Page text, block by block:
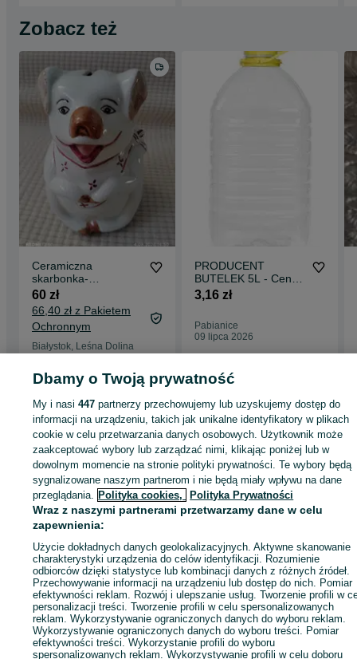
Zobacz też
Ceramiczna
skarbonka-
uśmiechnięta świnka
60 zł
66,40 zł z Pakietem
Ochronnym
Białystok, Leśna Dolina
PRODUCENT
BUTELEK 5L - Ceny
hurtowe, butelka PET
z atestem
3,16 zł
Pabianice
09 lipca 2026
Strona główna Antyki i Kolekcje Kolekcje Akcesoria do alkoholi
Pozostałe
Pozostałe - Podlaskie
Pozostałe - Białystok Pozostałe - Przydworcowe
KATEGORIA
ID:1003878489 Wyświetlenia:
Zadzwoń / SMS Wyślij wiadomość
Dbamy o Twoją prywatność
My i nasi447 partnerzy przechowujemy lub uzyskujemy dostęp do
informacji na urządzeniu, takich jak unikalne identyfikatory w plikach
cookie w celu przetwarzania danych osobowych. Użytkownik może
zaakceptować wybory lub zarządzać nimi, klikając poniżej lub w
dowolnym momencie na stronie polityki prywatności. Te wybory będą
sygnalizowane naszym partnerom i nie będą miały wpływu na dane
przeglądania. Polityka cookies, Polityka Prywatności
Wraz z naszymi partnerami przetwarzamy dane w celu
zapewnienia:
Użycie dokładnych danych geolokalizacyjnych. Aktywne skanowanie
charakterystyki urządzenia do celów identyfikacji. Rozumienie
odbiorców dzięki statystyce lub kombinacji danych z różnych źródeł.
Przechowywanie informacji na urządzeniu lub dostęp do nich. Pomiar
efektywności reklam. Rozwój i ulepszanie usług. Tworzenie profili w
personalizacji treści. Tworzenie profili w celu spersonalizowanych
reklam. Wykorzystywanie ograniczonych danych do wyboru reklam.
Wykorzystywanie ograniczonych danych do wyboru treści. Pomiar
efektywności treści. Wykorzystanie profili do wyboru
spersonalizowanych reklam. Wykorzystywanie profili w celu doboru